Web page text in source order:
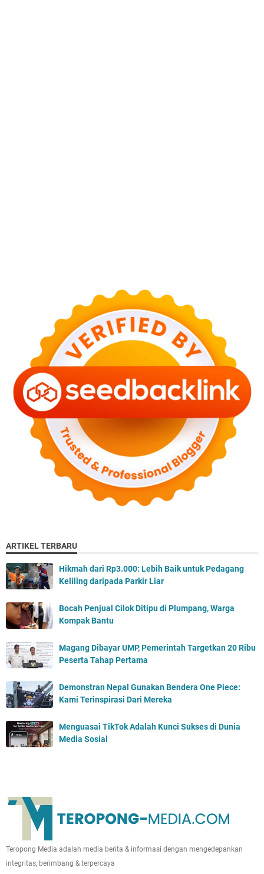
ARTIKEL TERBARU
Hikmah dari Rp3.000: Lebih Baik untuk Pedagang
Keliling daripada Parkir Liar
Bocah Penjual Cilok Ditipu di Plumpang, Warga
Kompak Bantu
Magang Dibayar UMP, Pemerintah Targetkan 20 Ribu
Peserta Tahap Pertama
Demonstran Nepal Gunakan Bendera One Piece:
Kami Terinspirasi Dari Mereka
Menguasai TikTok Adalah Kunci Sukses di Dunia
Media Sosial
Teropong Media adalah media berita & informasi dengan mengedepankan
integritas, berimbang & terpercaya